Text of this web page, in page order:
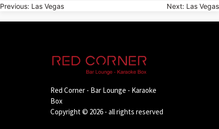
Navigation
de
Previous: Las Vegas Next: Las Vegas
Red Corner - Bar Lounge - Karaoke
Box
Copyright © 2026 - all rights reserved